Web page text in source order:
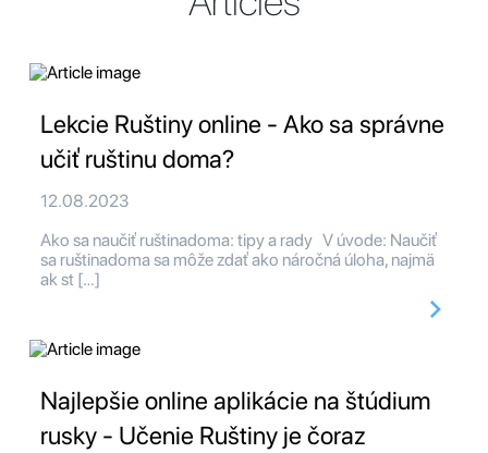
Lekcie Ruštiny online - Ako sa správne
učiť ruštinu doma?
12.08.2023
Ako sa naučiť ruštinadoma: tipy a rady V úvode: Naučiť
sa ruštinadoma sa môže zdať ako náročná úloha, najmä
ak st […]
Najlepšie online aplikácie na štúdium
rusky - Učenie Ruštiny je čoraz